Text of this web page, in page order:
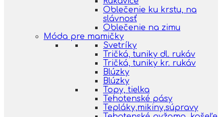
Oblečenie ku krstu, na
slávnosť
Oblečenie na zimu
Móda pre mamičky
Svetríky
Tričká, tuniky dl. rukáv
Tričká, tuniky kr. rukáv
Blúzky
Blúzky
Topy, tielka
Tehotenské pásy
Tepláky,mikiny,súpravy